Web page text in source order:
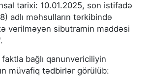
tarixi: 10.01.2025, son istifadə
adlı məhsulların tərkibində
verilməyən sibutramin maddəsi
bağlı qanunvericiliyin
müvafiq tədbirlər görülüb: